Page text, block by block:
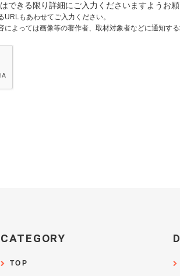
できる限り詳細にご入力くださいますようお願
もあわせてご入力ください。
よっては画像等の著作者、取材対象者などに通知す
CATEGORY
TOP